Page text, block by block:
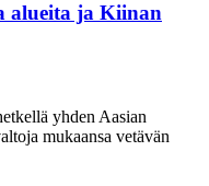
alueita ja Kiinan
yhden Aasian
mukaansa vetävän